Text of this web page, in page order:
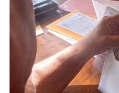
ఫాంటసీ, యాక్షన్
సన్నాహాలు చేశారు.
చేశారు. ఇక విక్రాంత్
అయ్యింది. ఇక
తమ అభిప్రాయాలు